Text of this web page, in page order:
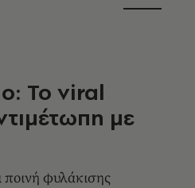
Το viral
με
ποινή φυλάκισης